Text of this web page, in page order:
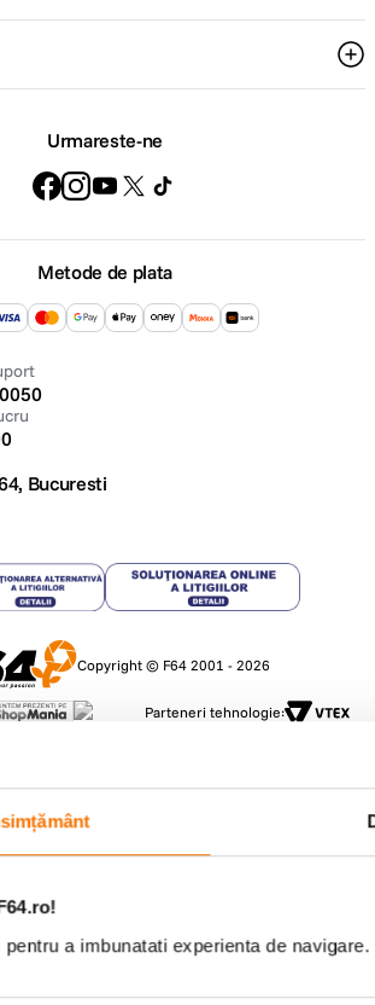
a imbunatati experienta de
Urmareste-ne
Metode de plata
Bucuresti
Copyright © F64 2001 - 2026
Parteneri tehnologie: